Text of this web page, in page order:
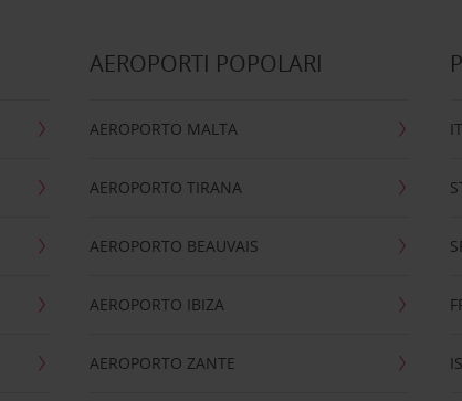
AEROPORTI POPOLARI
AEROPORTO MALTA
AEROPORTO TIRANA
AEROPORTO BEAUVAIS
AEROPORTO IBIZA
AEROPORTO ZANTE